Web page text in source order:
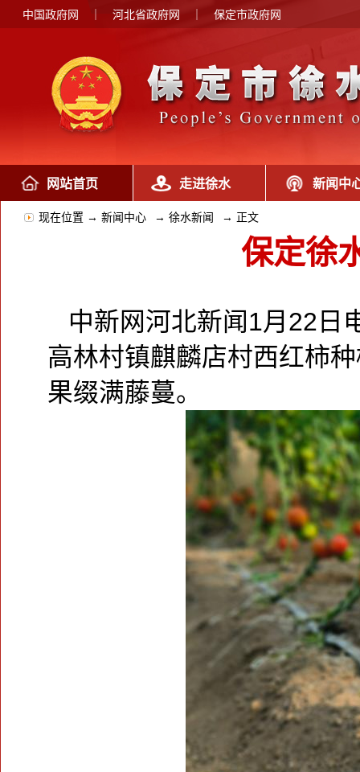
中国政府网 河北省政府网 保定市政府网
网站首页 走进徐水 新闻中
现在位置 → 新闻中心 → 徐水新闻 → 正文
保定徐
中新网河北新闻1月22日
高林村镇麒麟店村西红柿
果缀满藤蔓。